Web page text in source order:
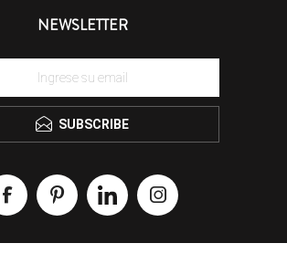
NEWSLETTER
SUBSCRIBE